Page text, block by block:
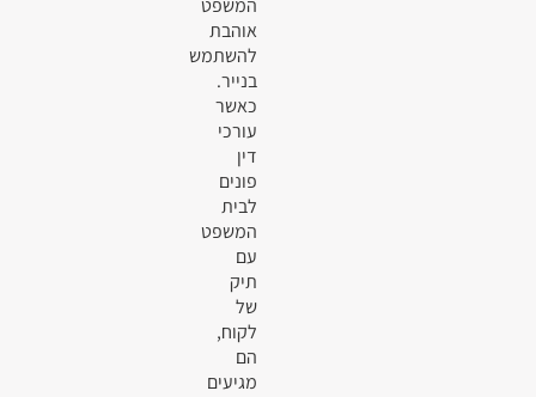
אוהבת
להשתמש
בנייר.
כאשר
עורכי
דין
פונים
לבית
המשפט
עם
תיק
של
לקוח,
הם
מגיעים